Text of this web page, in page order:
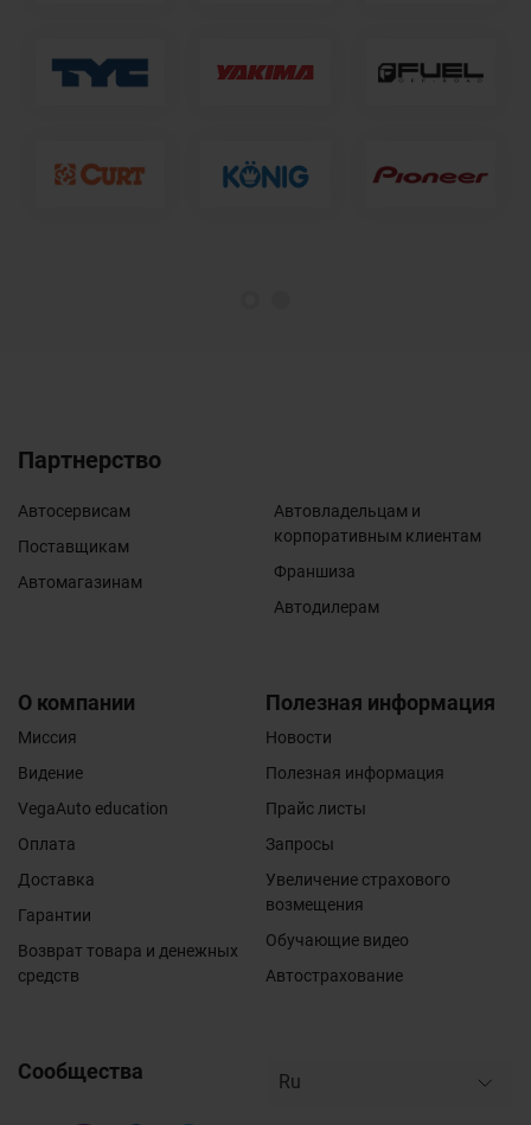
Партнерство
Автосервисам
Поставщикам
Автомагазинам
Автовладельцам и
корпоративным клиентам
Франшиза
Автодилерам
О компании
Миссия
Видение
VegaAuto education
Оплата
Доставка
Гарантии
Возврат товара и денежных
средств
Полезная информация
Новости
Полезная информация
Прайс листы
Запросы
Увеличение страхового
возмещения
Обучающие видео
Автострахование
Сообщества